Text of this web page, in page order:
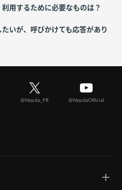
用するために必要なものは？
いが、呼びかけても応答があり
@Mazda_PR @MazdaOfficial